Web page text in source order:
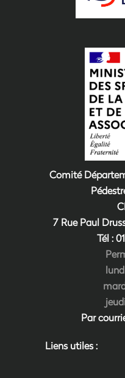
Comité
7 Rue Paul
Tél :
Par
Liens utiles :